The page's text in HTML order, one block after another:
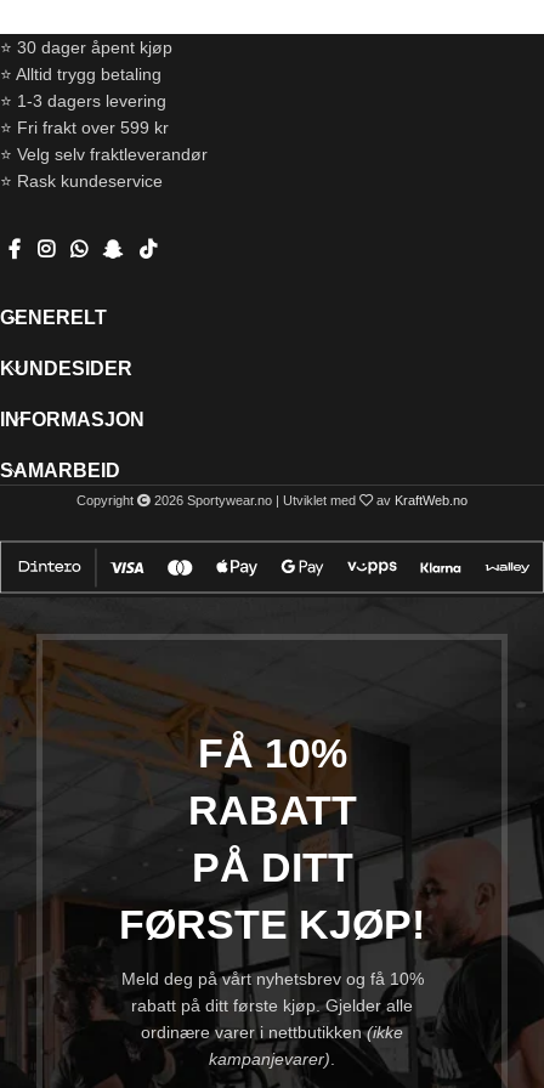
⭐ 30 dager åpent kjøp
⭐ Alltid trygg betaling
⭐ 1-3 dagers levering
⭐ Fri frakt over 599 kr
⭐ Velg selv fraktleverandør
⭐ Rask kundeservice
GENERELT
KUNDESIDER
INFORMASJON
SAMARBEID
Copyright 2026 Sportywear.no | Utviklet med av KraftWeb.no
FÅ 10%
RABATT
PÅ DITT
FØRSTE KJØP!
Meld deg på vårt nyhetsbrev og få 10%
rabatt på ditt første kjøp. Gjelder alle
ordinære varer i nettbutikken(ikke
kampanjevarer).